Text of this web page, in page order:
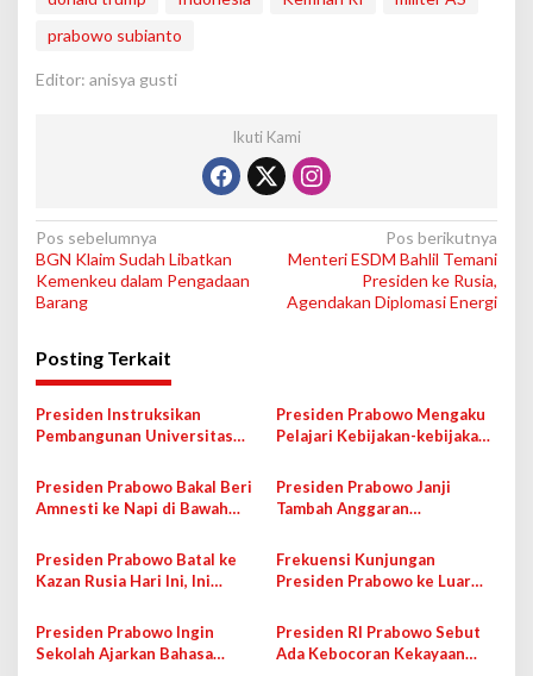
prabowo subianto
Editor: anisya gusti
Ikuti Kami
N
a
v
i
g
a
s
i
p
o
s
Pos sebelumnya
BGN Klaim Sudah Libatkan
Kemenkeu dalam Pengadaan
Barang
Pos berikutnya
Menteri ESDM Bahlil Temani
Presiden ke Rusia,
Agendakan Diplomasi Energi
Posting Terkait
Presiden Instruksikan
Pembangunan Universitas
Fokus ke STEM
Presiden Prabowo Mengaku
Pelajari Kebijakan-kebijakan
Presiden Prabowo Bakal Beri
Amnesti ke Napi di Bawah
di Sektor Pangan
Presiden Prabowo Janji
Tambah Anggaran
Daerah dan Desa
Presiden Prabowo Batal ke
Kazan Rusia Hari Ini, Ini
Frekuensi Kunjungan
Presiden Prabowo ke Luar
Presiden Prabowo Ingin
Sekolah Ajarkan Bahasa
Presiden RI Prabowo Sebut
Ada Kebocoran Kekayaan